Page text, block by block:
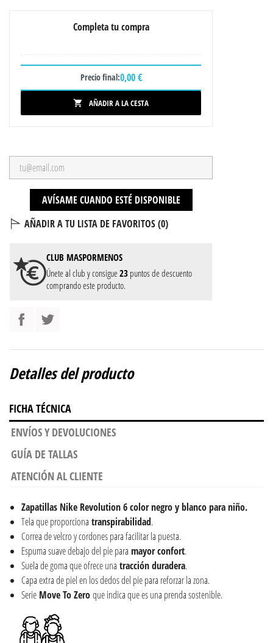
Completa tu compra
Precio final:0,00 €
 AÑADIR A LA CESTA
AVÍSAME CUANDO ESTÉ DISPONIBLE
AÑADIR A TU LISTA DE FAVORITOS (0)
CLUB MASPORMENOS
Únete al club y consigue23 puntos de descuento
comprando este producto.
Detalles del producto
FICHA TÉCNICA
ENVÍOS Y DEVOLUCIONES
GUÍA DE TALLAS
ATENCIÓN AL CLIENTE
Zapatillas Nike Revolution 6 color negro y blanco para niño.
Tela que proporciona transpirabilidad.
Correa de velcro y cordones para facilitar la puesta.
Espuma suave debajo del pie para mayorconfort.
Suela de goma que ofrece una tracciónduradera.
Capa extra de piel en los dedos del pie para reforzar la zona.
Serie Move To Zeroque indica que es una prenda sostenible.